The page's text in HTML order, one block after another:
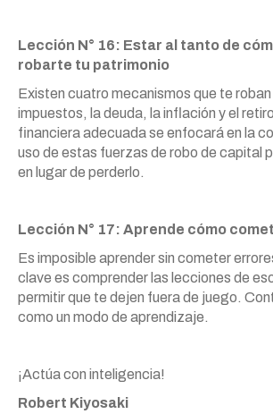
Lección N° 16: Estar al tanto de
robarte tu patrimonio
Existen cuatro mecanismos que te
impuestos, la deuda, la inflación y el
financiera adecuada se enfocará en la
uso de estas fuerzas de robo de capital
en lugar de perderlo.
Lección N° 17: Aprende cómo
Es imposible aprender sin cometer
clave es comprender las lecciones de
permitir que te dejen fuera de juego.
como un modo de aprendizaje.
¡Actúa con inteligencia!
Robert Kiyosaki